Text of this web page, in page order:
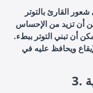
القارئ بالتوتر
أن تزيد من الإحساس
أن تبني التوتر ببطء.
ويحافظ عليه في